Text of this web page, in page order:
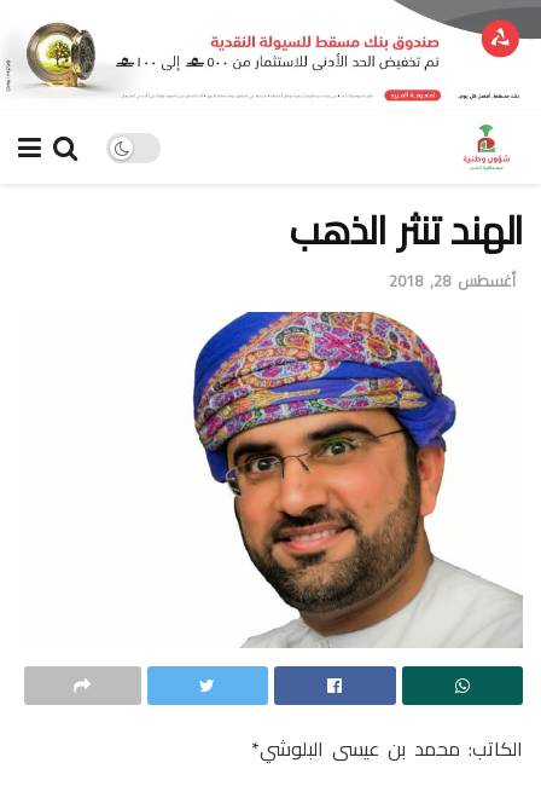
الهند تنثر الذهب
أغسطس 28, 2018
الكاتب: محمد بن عيسى البلوشي*